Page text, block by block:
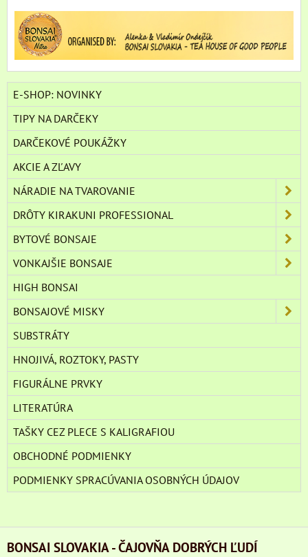
E-SHOP: NOVINKY
TIPY NA DARČEKY
DARČEKOVÉ POUKÁŽKY
AKCIE A ZĽAVY
NÁRADIE NA TVAROVANIE
DRÔTY KIRAKUNI PROFESSIONAL
BYTOVÉ BONSAJE
VONKAJŠIE BONSAJE
HIGH BONSAI
BONSAJOVÉ MISKY
SUBSTRÁTY
HNOJIVÁ, ROZTOKY, PASTY
FIGURÁLNE PRVKY
LITERATÚRA
TAŠKY CEZ PLECE S KALIGRAFIOU
OBCHODNÉ PODMIENKY
PODMIENKY SPRACÚVANIA OSOBNÝCH ÚDAJOV
BONSAI SLOVAKIA - ČAJOVŇA DOBRÝCH ĽUDÍ